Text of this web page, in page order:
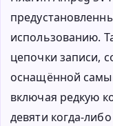
использованию.
цепочки записи,
оснащённой
включая редкую
девяти когда-